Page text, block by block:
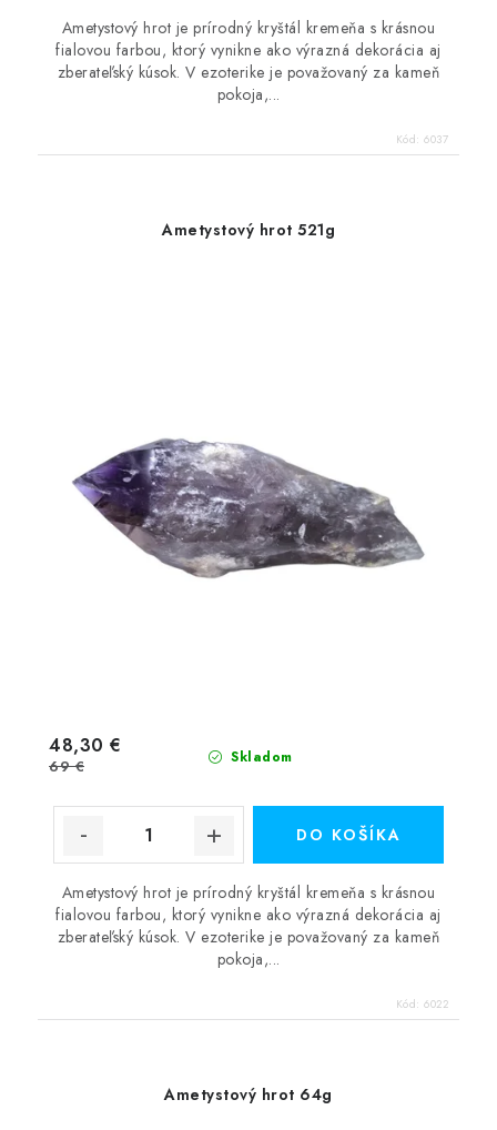
Ametystový hrot je prírodný kryštál kremeňa s krásnou
fialovou farbou, ktorý vynikne ako výrazná dekorácia aj
zberateľský kúsok. V ezoterike je považovaný za kameň
pokoja,...
Kód: 6037
Ametystový hrot 521g
Skladom
48,30 €
69 €
DO KOŠÍKA
Ametystový hrot je prírodný kryštál kremeňa s krásnou
fialovou farbou, ktorý vynikne ako výrazná dekorácia aj
zberateľský kúsok. V ezoterike je považovaný za kameň
pokoja,...
Kód: 6022
Ametystový hrot 64g